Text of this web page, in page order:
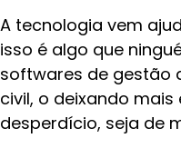
A tecnologia vem
isso é algo que
softwares de gestão
civil, o deixando
desperdício, seja de